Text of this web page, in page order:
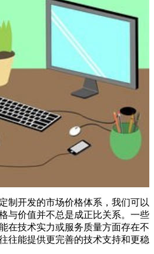
制开发的市场价格体系，我们可以
与价值并不总是成正比关系。一些
在技术实力或服务质量方面存在不
往能提供更完善的技术支持和更稳